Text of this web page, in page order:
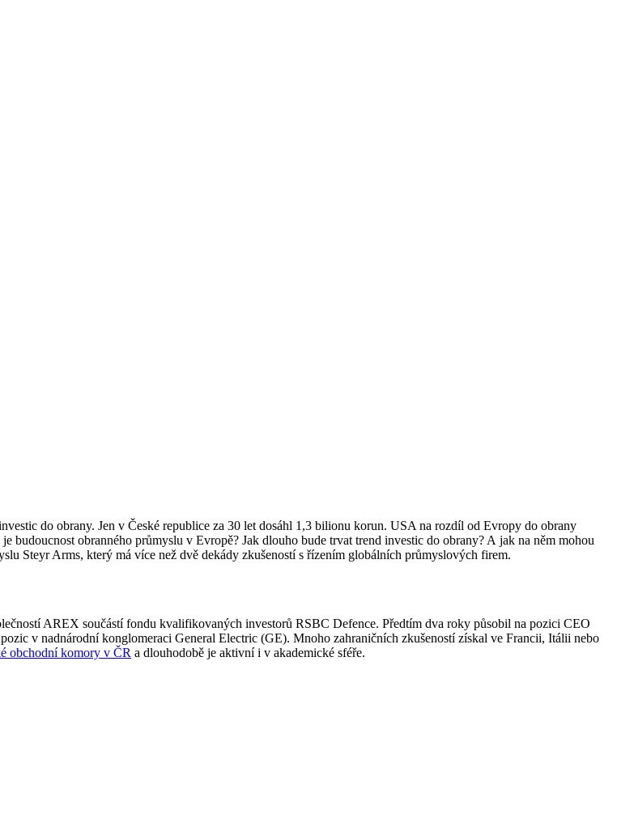
do obrany. Jen v České republice za 30 let dosáhl 1,3 bilionu korun. USA na rozdíl od Evropy do obrany
budoucnost obranného průmyslu v Evropě? Jak dlouho bude trvat trend investic do obrany? A jak na něm mohou
Steyr Arms, který má více než dvě dekády zkušeností s řízením globálních průmyslových firem.
AREX součástí fondu kvalifikovaných investorů RSBC Defence. Předtím dva roky působil na pozici CEO
v nadnárodní konglomeraci General Electric (GE). Mnoho zahraničních zkušeností získal ve Francii, Itálii nebo
obchodní komory v ČR a dlouhodobě je aktivní i v akademické sféře.